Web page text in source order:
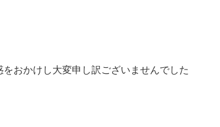
おかけし大変申し訳ございませんでした